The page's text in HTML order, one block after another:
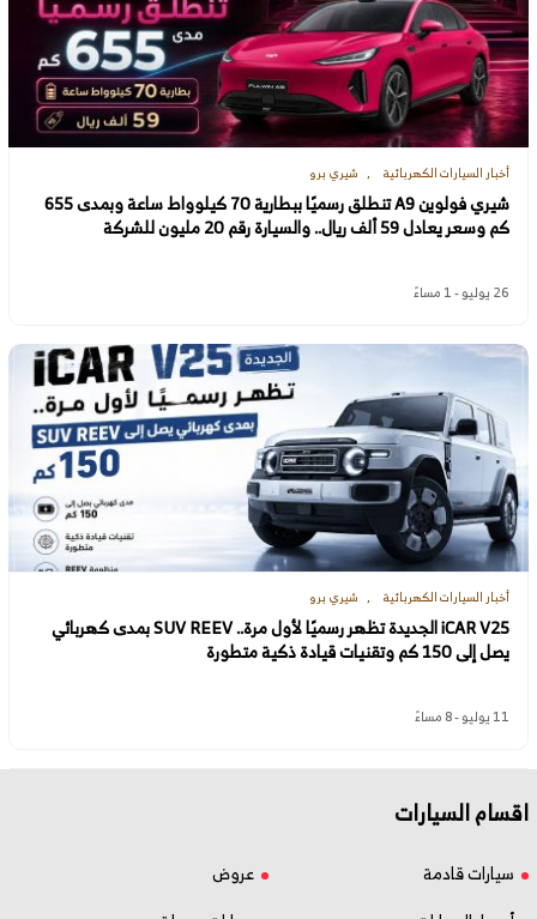
أخبار السيارات الكهربائية شيري برو
شيري فولوين A9 تنطلق رسميًا ببطارية 70 كيلوواط ساعة وبمدى 655
كم وسعر يعادل 59 ألف ريال.. والسيارة رقم 20 مليون للشركة
26 يوليو - 1 مساءً
أخبار السيارات الكهربائية شيري برو
iCAR V25 الجديدة تظهر رسميًا لأول مرة.. SUV REEV بمدى كهربائي
يصل إلى 150 كم وتقنيات قيادة ذكية متطورة
11 يوليو - 8 مساءً
اقسام السيارات
سيارات قادمة
عروض